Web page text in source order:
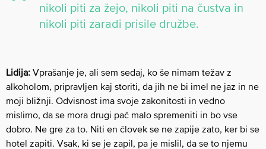
nikoli piti za žejo, nikoli piti na čustva in
nikoli piti zaradi prisile družbe.
Lidija: Vprašanje je, ali sem sedaj, ko še nimam težav z
alkoholom, pripravljen kaj storiti, da jih ne bi imel ne jaz in ne
moji bližnji. Odvisnost ima svoje zakonitosti in vedno
mislimo, da se mora drugi pač malo spremeniti in bo vse
dobro. Ne gre za to. Niti en človek se ne zapije zato, ker bi se
hotel zapiti. Vsak, ki se je zapil, pa je mislil, da se to njemu